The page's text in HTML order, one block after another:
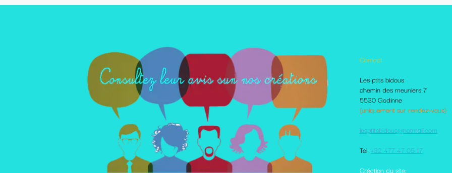
Les ptits bidous
chemin des meuniers 7
5530 Godinne
(uniquement sur rendez-vous)
lesptitsbidous@hotmail.com
Tel:
+32 477 47 05 17
Création du site:
Autres pages disponibles
Foire aux questions
Le Blog
Les livraisons et paiement
Mes amis sur le net
Me contacter
votre comte client